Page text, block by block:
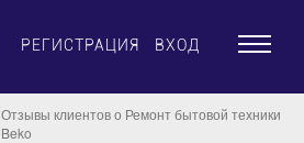
РЕГИСТРАЦИЯ ВХОД ×
Отзывы клиентов о Ремонт бытовой техники
Beko